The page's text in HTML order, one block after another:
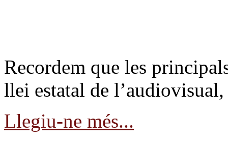
Recordem que les
llei estatal de
Llegiu-ne més...